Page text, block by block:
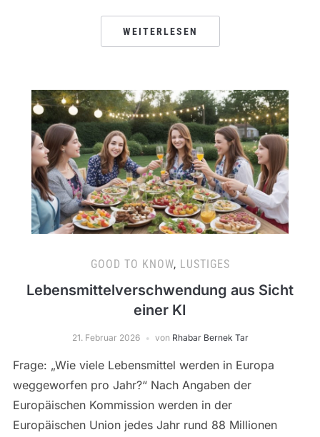
WEITERLESEN
GOOD TO KNOW, LUSTIGES
Lebensmittelverschwendung aus Sicht
einer KI
21. Februar 2026 von Rhabar Bernek Tar
Frage: „Wie viele Lebensmittel werden in Europa
weggeworfen pro Jahr?“ Nach Angaben der
Europäischen Kommission werden in der
Europäischen Union jedes Jahr rund 88 Millionen